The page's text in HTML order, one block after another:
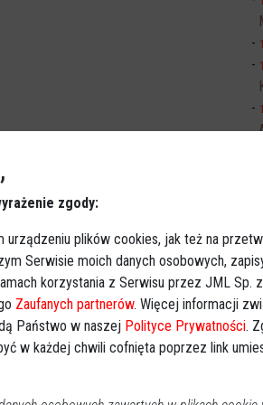
wszystkim miejsce z
zgody:
urządzeniu plików cookies, jak też na
Serwisie moich danych osobowych,
korzystania z Serwisu przez JML Sp.
Zaufanych partnerów. Więcej informacji
Państwo w naszej Polityce Prywatności.
w każdej chwili cofnięta poprzez link